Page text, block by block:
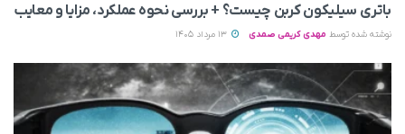
باتری سیلیکون کربن چیست؟ + بررسی نحوه عملکرد، مزایا و معایب
نوشته شده توسط مهدی کریمی صمدی